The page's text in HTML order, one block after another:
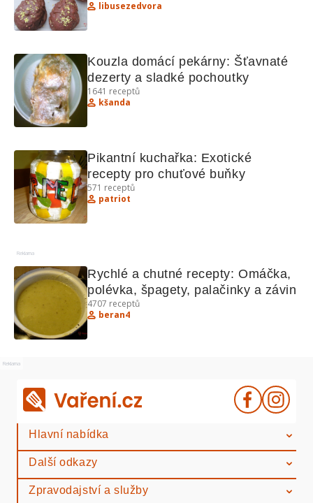
libusezedvora
Kouzla domácí pekárny: Šťavnaté
dezerty a sladké pochoutky
1641 receptů
kšanda
Pikantní kuchařka: Exotické
recepty pro chuťové buňky
571 receptů
patriot
Reklama
Rychlé a chutné recepty: Omáčka,
polévka, špagety, palačinky a závin
4707 receptů
beran4
Reklama
Hlavní nabídka
Další odkazy
Zpravodajství a služby